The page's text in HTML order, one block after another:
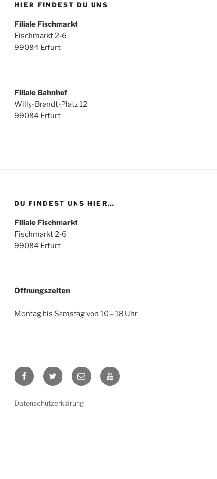
HIER FINDEST DU UNS
Filiale Fischmarkt
Fischmarkt 2-6
99084 Erfurt
Filiale Bahnhof
Willy-Brandt-Platz 12
99084 Erfurt
DU FINDEST UNS HIER…
Filiale Fischmarkt
Fischmarkt 2-6
99084 Erfurt
Öffnungszeiten
Montag bis Samstag von 10 – 18 Uhr
FacebookTwitter E-
Mail
YouTube
Datenschutzerklärung